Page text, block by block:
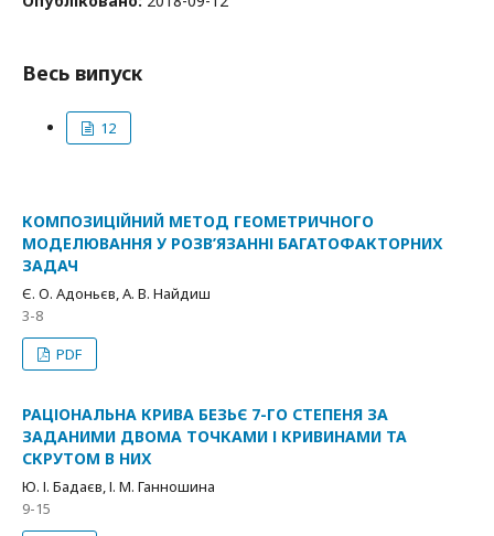
Весь випуск
12
КОМПОЗИЦІЙНИЙ МЕТОД ГЕОМЕТРИЧНОГО
МОДЕЛЮВАННЯ У РОЗВ’ЯЗАННІ БАГАТОФАКТОРНИХ
ЗАДАЧ
Є. О. Адоньєв, А. В. Найдиш
3-8
PDF
РАЦІОНАЛЬНА КРИВА БЕЗЬЄ 7-ГО СТЕПЕНЯ ЗА
ЗАДАНИМИ ДВОМА ТОЧКАМИ І КРИВИНАМИ ТА
СКРУТОМ В НИХ
Ю. І. Бадаєв, І. М. Ганношина
9-15